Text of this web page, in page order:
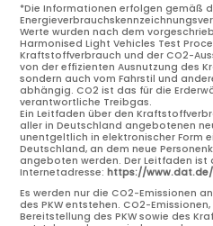
*Die Informationen erfolgen gemäß
Werte wurden nach dem
Harmonised Light Vehicles Test
Kraftstoffverbrauch und der CO2-
von der effizienten Ausnutzung des
sondern auch vom Fahrstil und
abhängig. CO2 ist das für die
verantwortliche Treibgas.
Ein Leitfaden über den
aller in Deutschland angebotenen
unentgeltlich in elektronischer Form
Deutschland, an dem neue
angeboten werden. Der Leitfaden
Internetadresse:https://
Es werden nur die CO2-Emissionen
des PKW entstehen. CO2-
Bereitstellung des PKW sowie des